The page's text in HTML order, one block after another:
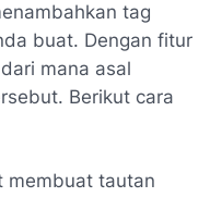
tag
buat. Dengan fitur
mana asal
Berikut cara
membuat tautan